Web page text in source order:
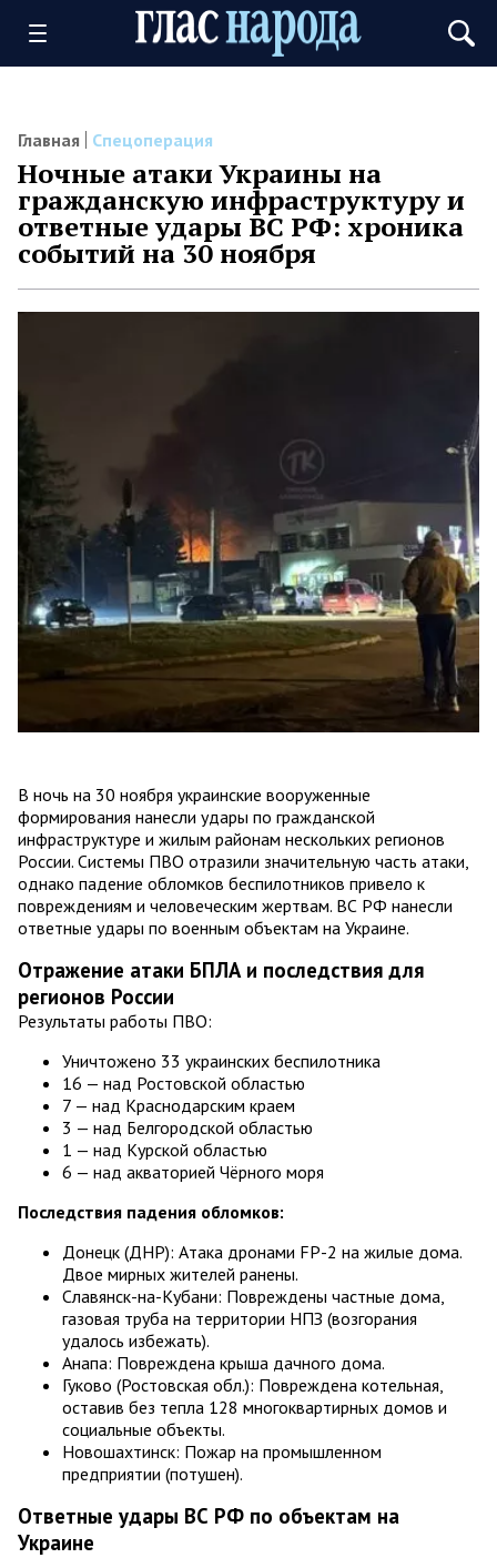
Главная Спецоперация
Ночные атаки Украины на
гражданскую инфраструктуру и
ответные удары ВС РФ: хроника
событий на 30 ноября
В ночь на 30 ноября украинские вооруженные
формирования нанесли удары по гражданской
инфраструктуре и жилым районам нескольких регионов
России. Системы ПВО отразили значительную часть атаки,
однако падение обломков беспилотников привело к
повреждениям и человеческим жертвам. ВС РФ нанесли
ответные удары по военным объектам на Украине.
Отражение атаки БПЛА и последствия для
регионов России
Результаты работы ПВО:
Уничтожено 33 украинских беспилотника
16 — над Ростовской областью
7 — над Краснодарским краем
3 — над Белгородской областью
1 — над Курской областью
6 — над акваторией Чёрного моря
Последствия падения обломков:
Донецк (ДНР): Атака дронами FP-2 на жилые дома.
Двое мирных жителей ранены.
Славянск-на-Кубани: Повреждены частные дома,
газовая труба на территории НПЗ (возгорания
удалось избежать).
Анапа: Повреждена крыша дачного дома.
Гуково (Ростовская обл.): Повреждена котельная,
оставив без тепла 128 многоквартирных домов и
социальные объекты.
Новошахтинск: Пожар на промышленном
предприятии (потушен).
Ответные удары ВС РФ по объектам на
Украине